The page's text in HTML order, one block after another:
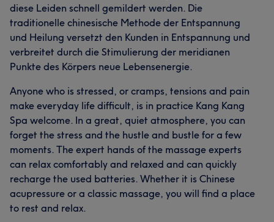
diese Leiden schnell gemildert werden. Die
traditionelle chinesische Methode der Entspannung
und Heilung versetzt den Kunden in Entspannung und
verbreitet durch die Stimulierung der meridianen
Punkte des Körpers neue Lebensenergie.
Anyone who is stressed, or cramps, tensions and pain
make everyday life difficult, is in practice Kang Kang
Spa welcome. In a great, quiet atmosphere, you can
forget the stress and the hustle and bustle for a few
moments. The expert hands of the massage experts
can relax comfortably and relaxed and can quickly
recharge the used batteries. Whether it is Chinese
acupressure or a classic massage, you will find a place
to rest and relax.